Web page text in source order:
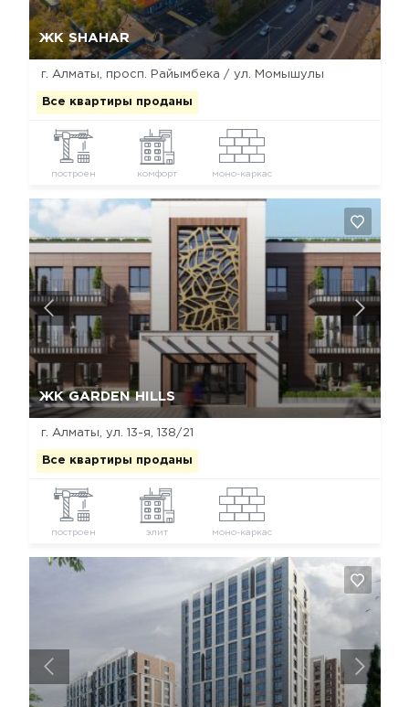
ЖК SHAHAR
г. Алматы, просп. Райымбека / ул. Момышулы
Все квартиры проданы
построен комфорт моно-каркас
Да, удалить Отмена
ЖК GARDEN HILLS
г. Алматы, ул. 13-я, 138/21
Все квартиры проданы
построен элит моно-каркас
Да, удалить Отмена